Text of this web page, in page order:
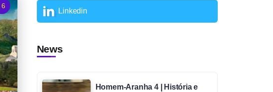
6
Linkedin
News
Homem-Aranha 4 | História e